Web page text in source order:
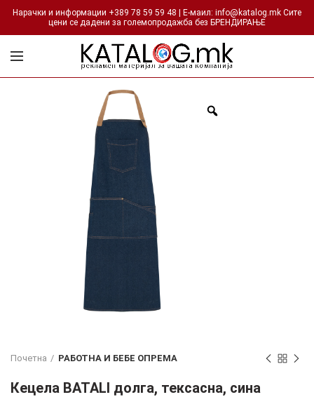
Нарачки и информации +389 78 59 59 48 | Е-маил: info@katalog.mk Сите
цени се дадени за големопродажба без БРЕНДИРАЊЕ
Почетна РАБОТНА И БЕБЕ ОПРЕМА
Кецела BATALI долга, тексасна, сина